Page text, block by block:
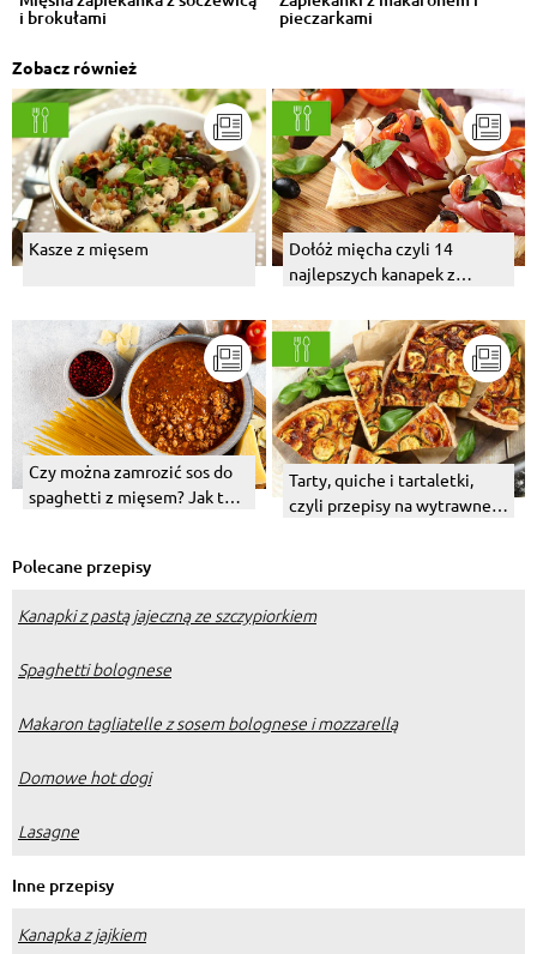
i brokułami pieczarkami
Zobacz również
Kasze z mięsem
Dołóż mięcha czyli 14
najlepszych kanapek z
Czy można zamrozić sos do
spaghetti z mięsem? Jak to
Tarty, quiche i tartaletki,
czyli przepisy na wytrawne
Polecane przepisy
Kanapki z pastą jajeczną ze szczypiorkiem
Spaghetti bolognese
Makaron tagliatelle z sosem bolognese i mozzarellą
Domowe hot dogi
Lasagne
Inne przepisy
Kanapka z jajkiem